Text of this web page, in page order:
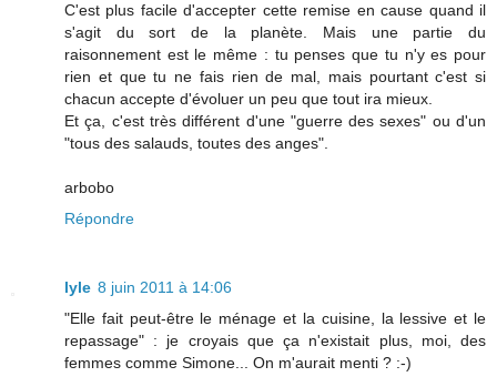
C'est plus facile d'accepter cette remise en cause quand il
s'agit du sort de la planète. Mais une partie du
raisonnement est le même : tu penses que tu n'y es pour
rien et que tu ne fais rien de mal, mais pourtant c'est si
chacun accepte d'évoluer un peu que tout ira mieux.
Et ça, c'est très différent d'une "guerre des sexes" ou d'un
"tous des salauds, toutes des anges".
arbobo
Répondre
lyle 8 juin 2011 à 14:06
"Elle fait peut-être le ménage et la cuisine, la lessive et le
repassage" : je croyais que ça n'existait plus, moi, des
femmes comme Simone... On m'aurait menti ? :-)